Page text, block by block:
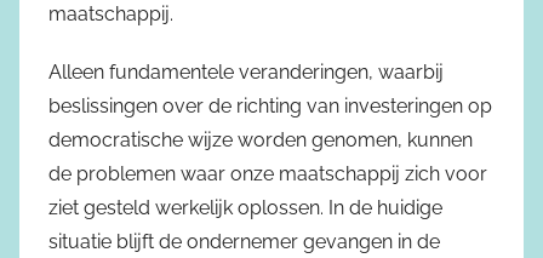
maatschappij.
Alleen fundamentele veranderingen, waarbij
beslissingen over de richting van investeringen op
democratische wijze worden genomen, kunnen
de problemen waar onze maatschappij zich voor
ziet gesteld werkelijk oplossen. In de huidige
situatie blijft de ondernemer gevangen in de